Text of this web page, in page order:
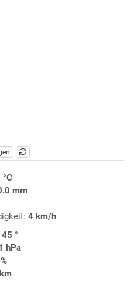
mm
4 km/h
°
hPa